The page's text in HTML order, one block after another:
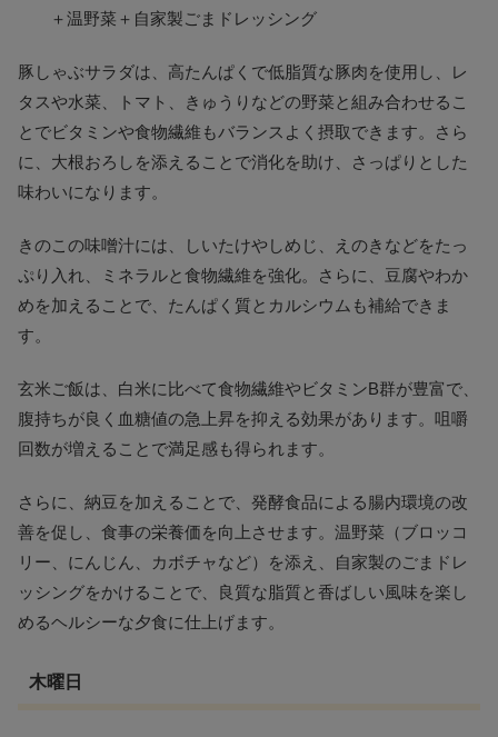
＋温野菜＋自家製ごまドレッシング
豚しゃぶサラダは、高たんぱくで低脂質な豚肉を使用し、レ
タスや水菜、トマト、きゅうりなどの野菜と組み合わせるこ
とでビタミンや食物繊維もバランスよく摂取できます。さら
に、大根おろしを添えることで消化を助け、さっぱりとした
味わいになります。
きのこの味噌汁には、しいたけやしめじ、えのきなどをたっ
ぷり入れ、ミネラルと食物繊維を強化。さらに、豆腐やわか
めを加えることで、たんぱく質とカルシウムも補給できま
す。
玄米ご飯は、白米に比べて食物繊維やビタミンB群が豊富で、
腹持ちが良く血糖値の急上昇を抑える効果があります。咀嚼
回数が増えることで満足感も得られます。
さらに、納豆を加えることで、発酵食品による腸内環境の改
善を促し、食事の栄養価を向上させます。温野菜（ブロッコ
リー、にんじん、カボチャなど）を添え、自家製のごまドレ
ッシングをかけることで、良質な脂質と香ばしい風味を楽し
めるヘルシーな夕食に仕上げます。
木曜日